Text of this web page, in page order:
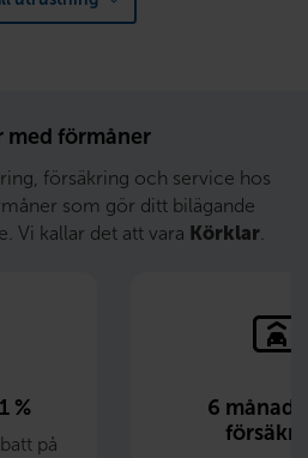
med förmåner
försäkring och service hos
som gör ditt bilägande
Vi kallar det att vara Körklar.
%
på
6